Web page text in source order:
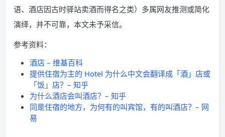
语、酒店因古时驿站卖酒而得名之类）多属网友推测或简化
演绎，并不可靠，本文未予采信。
参考资料：
酒店 – 维基百科
提供住宿为主的 Hotel 为什么中文会翻译成「酒」店或
「饭」店？– 知乎
为什么酒店会叫酒店？– 知乎
同是住宿的地方，为何有的叫宾馆，有的叫酒店？– 网
易